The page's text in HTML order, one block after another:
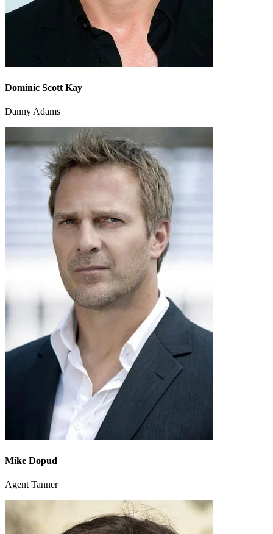
Dominic Scott Kay
Danny Adams
Mike Dopud
Agent Tanner